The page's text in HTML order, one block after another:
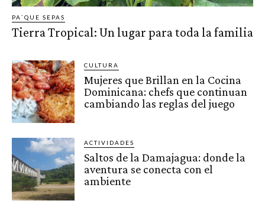
PA`QUE SEPAS
Tierra Tropical: Un lugar para toda la familia
CULTURA
Mujeres que Brillan en la Cocina
Dominicana: chefs que continuan
cambiando las reglas del juego
ACTIVIDADES
Saltos de la Damajagua: donde la
aventura se conecta con el
ambiente